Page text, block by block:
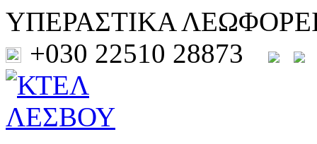
ΥΠΕΡΑΣΤΙΚΑ
+030 22510 28873